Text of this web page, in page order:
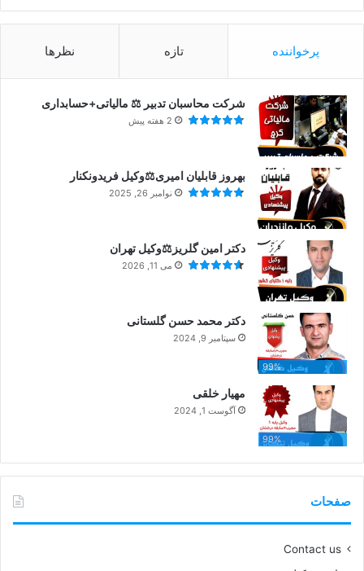
پرخواننده تازه نظرها
شرکت محاسبان تدبیر ⚖️ مالیاتی+حسابداری
2 هفته پیش
بهروز قابلیان امیری⚖️وکیل فریدونکنار
نوامبر 26, 2025
دکتر امین گلریز⚖️وکیل تهران
می 11, 2026
99%
دکتر محمد حسن گلستانی
سپتامبر 9, 2024
99%
مهیار خلقی
آگوست 1, 2024
صفحات
Contact us